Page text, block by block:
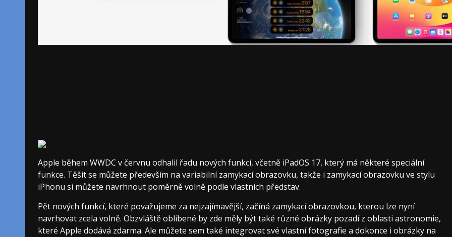
Apple během WWDC v červnu odhalil řadu nových funkcí, včetně iPadOS 17, který má některé speciální
funkce. Těšit se můžete především na variabilní zamykací obrazovku, takže i zamykací obrazovku ve stylu
iPhonu si můžete navrhnout poměrně volně podle vlastních představ.
Pět nových funkcí, které považujeme za nejzajímavější, začíná zamykací obrazovkou, kterou lze nyní
navrhovat zcela volně. Obzvláště oblíbené by zde měly být také různé obrázky pozadí z oblasti astronomie,
které Apple dodává zdarma. Ale můžete sem také integrovat své vlastní fotografie a dokonce i obrázky na